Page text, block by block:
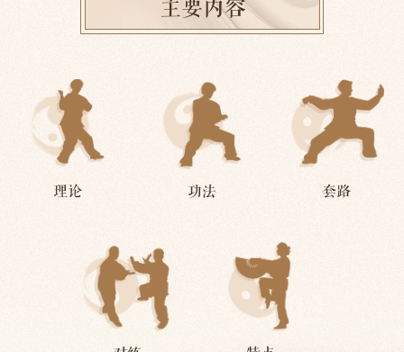
化表现形式得以广泛传播，丰富了地方文化，体现了民众的
创造力。
太极拳在道家思想、儒家思想及中医理论的影响下形
成，逐渐演进并发展出多种流派和丰富多样的实践方式，是
太极拳列入人类非物质文化遗产代表作名录，有助于各
一步认识其所蕴含的哲学思想和养生观念，丰富对宇宙、自
然、人体运行规律的认知，激发在体育、卫生、文学艺术、
科学研究等领域不同形式的应用和再创造，增进不同文化间
的相互尊重和相互欣赏，从而促进人类创造力和尊重文化多
主要内容
理论 功法 套路